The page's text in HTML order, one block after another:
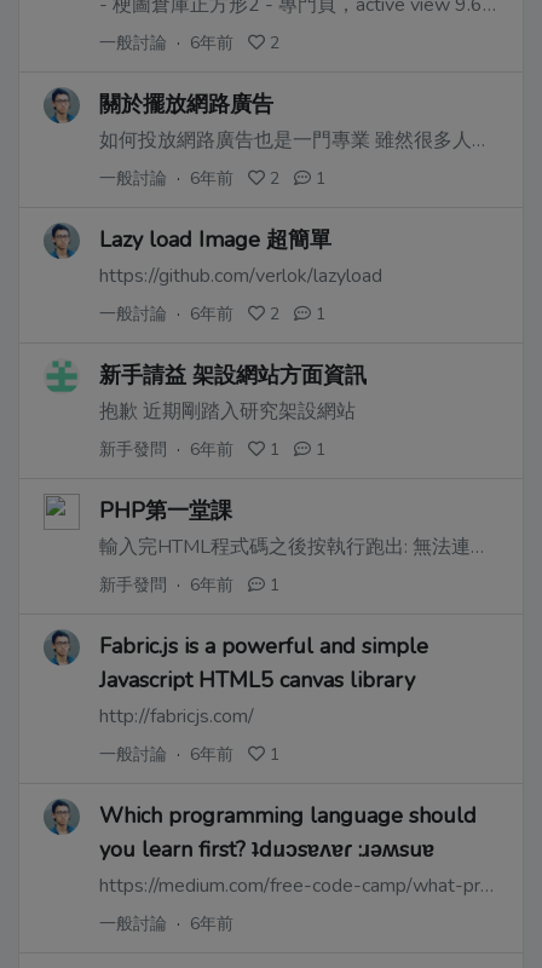
一般討論 · 6年前 2
關於擺放網路廣告
如何投放網路廣告也是一門專業 雖然很多人會覺得無聊
一般討論 · 6年前 2 1
Lazy load Image 超簡單
https://github.com/verlok/lazyload
一般討論 · 6年前 2 1
新手請益 架設網站方面資訊
抱歉 近期剛踏入研究架設網站
新手發問 · 6年前 1 1
PHP第一堂課
輸入完HTML程式碼之後按執行跑出: 無法連上這個網站 找不到 jora-s-project-a584919333348.codeanyapp.com 的伺服器 IP 位址。
新手發問 · 6年前 1
Fabric.js is a powerful and simple
Javascript HTML5 canvas library
http://fabricjs.com/
一般討論 · 6年前 1
Which programming language should
you learn first? ʇdıɹɔsɐʌɐɾ :ɹǝʍsuɐ
https://medium.com/free-code-camp/what-programming-language-should-i-learn-first-%CA%87d%C4%B1%C9%B9%C9%94s%C9%90%CA%8C%C9%90%C9%BE-%C9%B9%C7%9D%CA%8Dsu%C9%90-19a33b0a467d
一般討論 · 6年前